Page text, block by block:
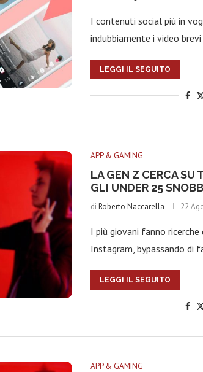
I contenuti social più in
indubbiamente i video
LEGGI IL SEGUITO
APP & GAMING
LA GEN Z CERCA SU
GLI UNDER 25
di Roberto Naccarella 22
I più giovani fanno
Instagram, bypassando
LEGGI IL SEGUITO
APP & GAMING